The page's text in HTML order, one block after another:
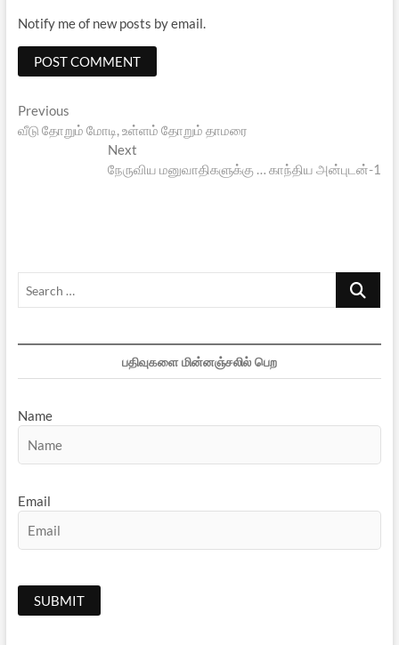
Notify me of new posts by email.
Post
navigation
PreviousPrevious
post:
வீடு தோறும் மோடி, உள்ளம் தோறும் தாமரை
Next
post:
நேருவிய மனுவாதிகளுக்கு … காந்திய அன்புடன்-1
Search
பதிவுகளை மின்னஞ்சலில் பெற
Name
Email